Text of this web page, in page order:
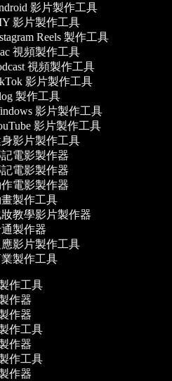
影片製作工具
影片製作工具
Reels 製作工具
視頻製作工具
視頻製作工具
影片製作工具
製作工具
影片製作工具
影片製作工具
影片製作工具
電影製作器
電影製作器
電影製作器
製作工具
教學影片製作器
製作器
影片製作工具
製作工具
作工具
作器
作器
作工具
作器
作工具
作器